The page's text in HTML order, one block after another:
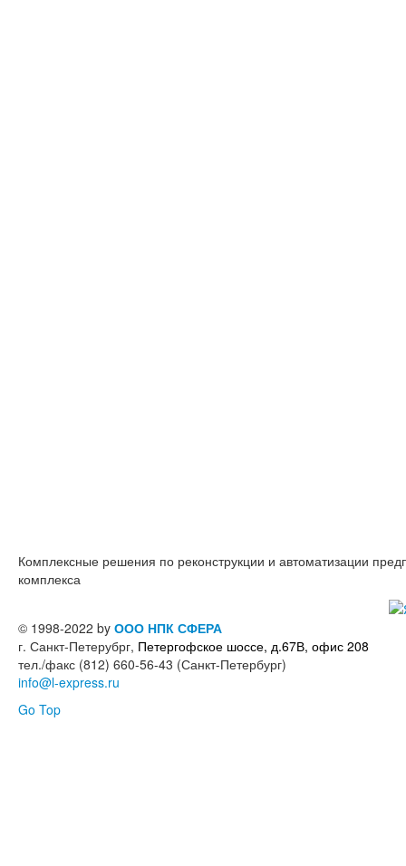
Комплексные решения по реконструкции и автоматизации
комплекса
© 1998-2022 by ООО НПК СФЕРА
г. Санкт-Петерубрг, Петергофское шоссе, д.67В, офис 208
тел./факс (812) 660-56-43 (Санкт-Петербург)
info@l-express.ru
Go Top